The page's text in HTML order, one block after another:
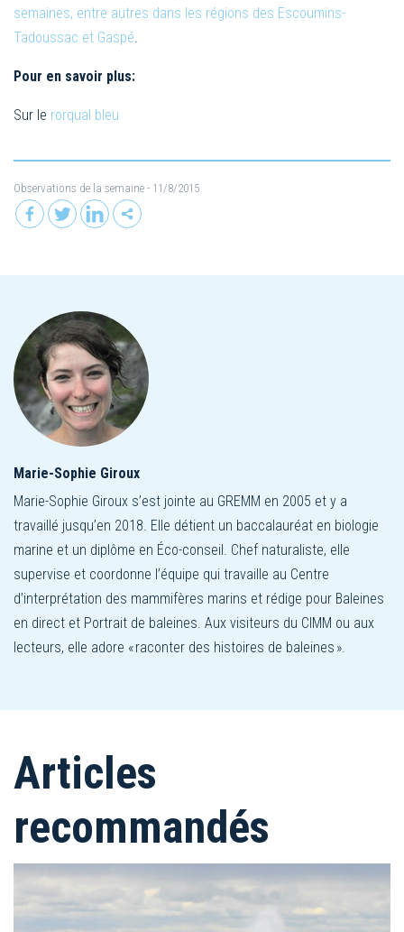
semaines, entre autres dans les régions des Escoumins-
Tadoussac et Gaspé.
Pour en savoir plus:
Sur le rorqual bleu
Observations de la semaine - 11/8/2015
Marie-Sophie Giroux
Marie-Sophie Giroux s’est jointe au GREMM en 2005 et y a
travaillé jusqu’en 2018. Elle détient un baccalauréat en biologie
marine et un diplôme en Éco-conseil. Chef naturaliste, elle
supervise et coordonne l’équipe qui travaille au Centre
d’interprétation des mammifères marins et rédige pour Baleines
en direct et Portrait de baleines. Aux visiteurs du CIMM ou aux
lecteurs, elle adore « raconter des histoires de baleines ».
Articles
recommandés